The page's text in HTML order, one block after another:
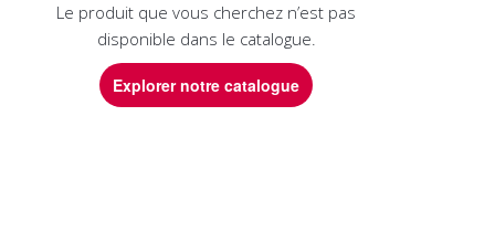
Le produit que vous cherchez n’est pas
disponible dans le catalogue.
Explorer notre catalogue